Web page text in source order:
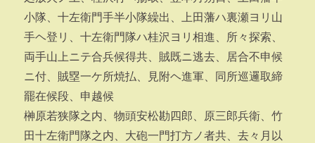
小隊、十左衛門手半小隊繰出、上田藩ハ裏瀬ヨリ山
手ヘ登リ、十左衛門隊ハ桂沢ヨリ相進、所々探索、
両手山上ニテ合兵候得共、賊既ニ逃去、居合不申候
ニ付、賊塁一ケ所焼払、見附ヘ進軍、同所巡邏取締
罷在候段、申越候
榊原若狭隊之内、物頭安松勘四郎、原三郎兵衛、竹
田十左衛門隊之内、大砲一門打方ノ者共、去々月以